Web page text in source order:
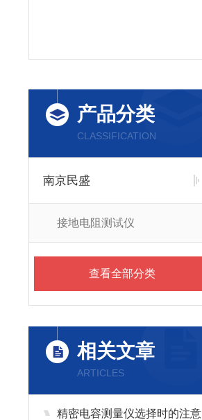
产品分类
CLASSIFICATION
南京民盛
接地电阻测试仪
查看全部分类
相关文章
ARTICLES
精密电容测量仪选择时的注意